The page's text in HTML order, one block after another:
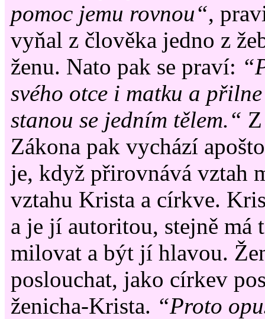
pomoc jemu rovnou“,
vyňal z člověka jedno z
ženu. Nato pak se praví:
svého otce i matku a přilne
stanou se jedním tělem.“
Zákona pak vychází
je, když přirovnává vztah
vztahu Krista a církve.
a je jí autoritou, stejně má
milovat a být jí hlavou.
poslouchat, jako církev
ženicha-Krista. “Proto